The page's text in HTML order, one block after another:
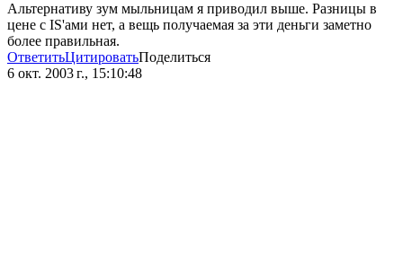
Альтернативу зум мыльницам я приводил выше. Разницы в
цене с IS'ами нет, а вещь получаемая за эти деньги заметно
более правильная.
ОтветитьЦитироватьПоделиться
6 окт. 2003 г., 15:10:48